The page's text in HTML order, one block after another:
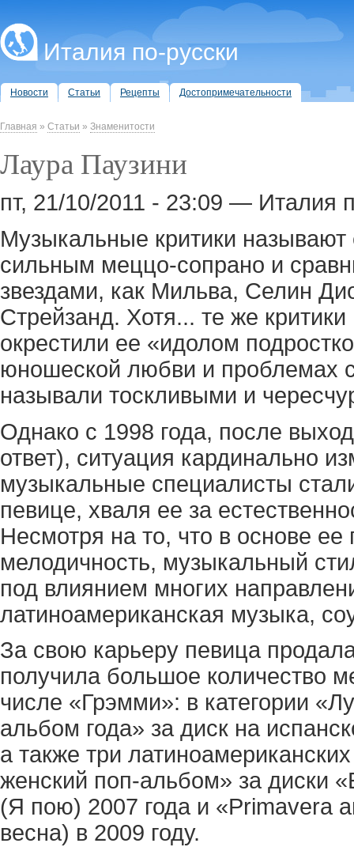
Италия по-русски
Новости Статьи Рецепты Достопримечательности
Главная » Статьи » Знаменитости
Лаура Паузини
пт, 21/10/2011 - 23:09 — Италия
Музыкальные критики называют
сильным меццо-сопрано и
звездами, как Мильва, Селин
Стрейзанд. Хотя... те же
окрестили ее «идолом
юношеской любви и проблемах
называли тоскливыми и
Однако с 1998 года, после
ответ), ситуация кардинально
музыкальные специалисты
певице, хваля ее за
Несмотря на то, что в основе
мелодичность, музыкальный
под влиянием многих
латиноамериканская музыка,
За свою карьеру певица
получила большое количество
числе «Грэмми»: в категории
альбом года» за диск на
а также три
женский поп-альбом» за диски
(Я пою) 2007 года и «Primavera
весна) в 2009 году.